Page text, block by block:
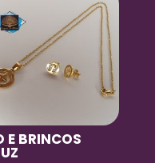
E BRINCOS